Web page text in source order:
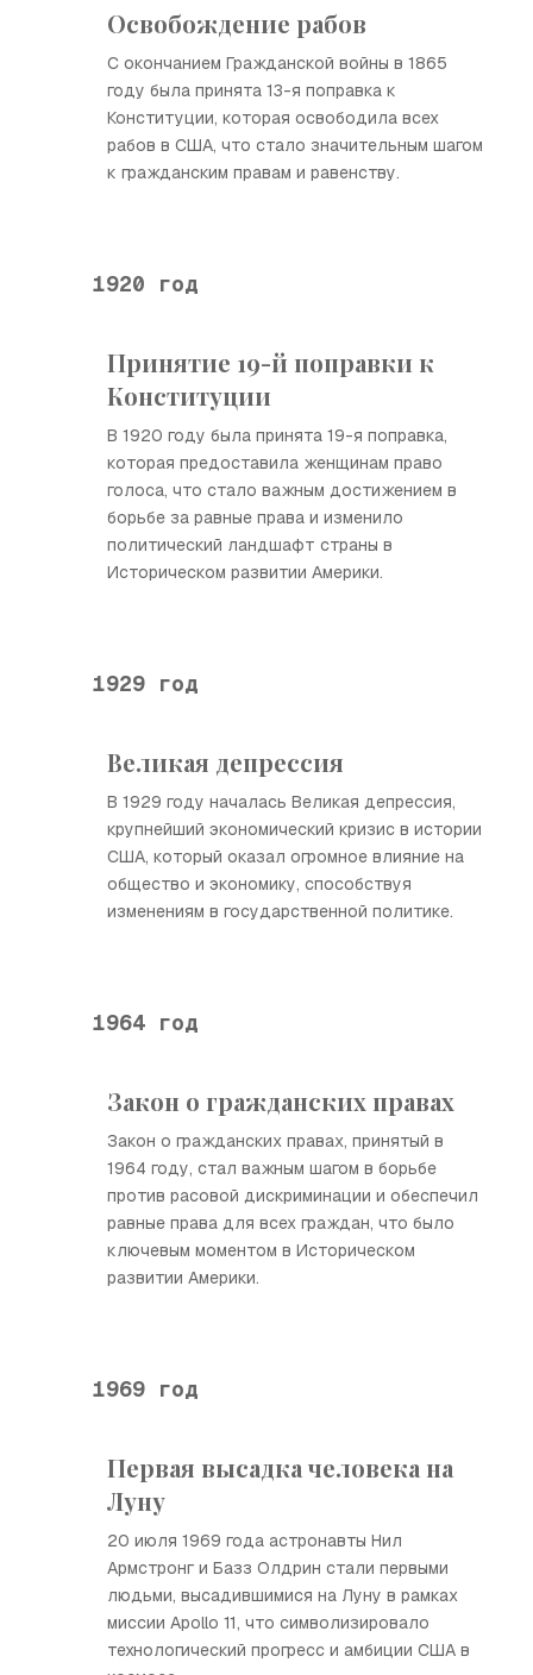
Освобождение рабов
С окончанием Гражданской войны в 1865
году была принята 13-я поправка к
Конституции, которая освободила всех
рабов в США, что стало значительным шагом
к гражданским правам и равенству.
1920 год
Принятие 19-й поправки к
Конституции
В 1920 году была принята 19-я поправка,
которая предоставила женщинам право
голоса, что стало важным достижением в
борьбе за равные права и изменило
политический ландшафт страны в
Историческом развитии Америки.
1929 год
Великая депрессия
В 1929 году началась Великая депрессия,
крупнейший экономический кризис в истории
США, который оказал огромное влияние на
общество и экономику, способствуя
изменениям в государственной политике.
1964 год
Закон о гражданских правах
Закон о гражданских правах, принятый в
1964 году, стал важным шагом в борьбе
против расовой дискриминации и обеспечил
равные права для всех граждан, что было
ключевым моментом в Историческом
развитии Америки.
1969 год
Первая высадка человека на
Луну
20 июля 1969 года астронавты Нил
Армстронг и Базз Олдрин стали первыми
людьми, высадившимися на Луну в рамках
миссии Apollo 11, что символизировало
технологический прогресс и амбиции США в